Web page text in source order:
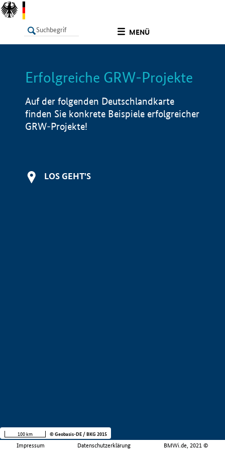
MENÜ
LISTE Info
Erfolgreiche GRW-Projekte
Auf der folgenden Deutschlandkarte
finden Sie konkrete Beispiele erfolgreicher
GRW-Projekte!
LOS GEHT'S
Impressum Datenschutzerklärung BMWi.de, 2021 ©
100 km © Geobasis-DE / BKG 2015